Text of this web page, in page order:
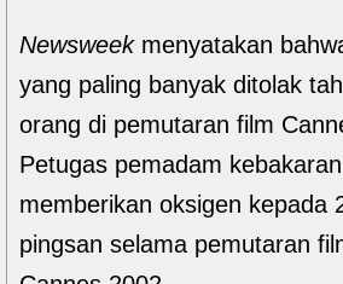
Newsweekmenyatakan
yang paling banyak ditolak
orang di pemutaran film
Petugas pemadam
memberikan oksigen kepada
pingsan selama pemutaran